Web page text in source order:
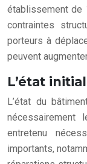
établissement de
contraintes
porteurs à
peuvent
L’état
L’état du
nécessairement
entretenu
importants,